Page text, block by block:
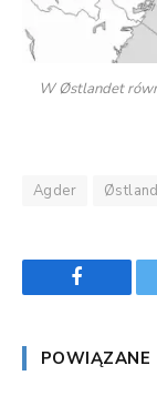
W Østlandet
Agder
Facebook
POWIĄZANE